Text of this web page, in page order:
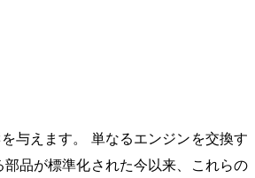
与えます。 単なるエンジンを交換す
品が標準化された今以来、これらの